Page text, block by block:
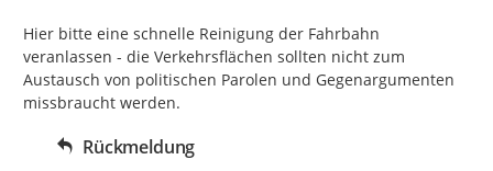
Hier bitte eine schnelle Reinigung der Fahrbahn
veranlassen - die Verkehrsflächen sollten nicht zum
Austausch von politischen Parolen und Gegenargumenten
missbraucht werden.
Rückmeldung